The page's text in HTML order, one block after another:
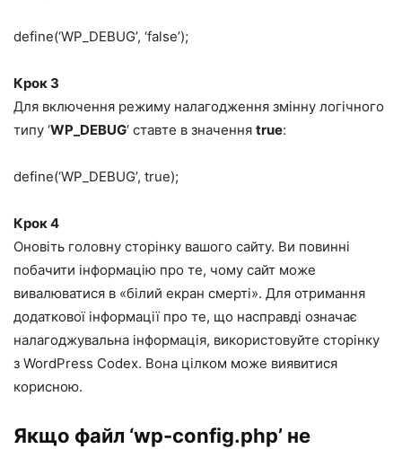
define(‘WP_DEBUG’, ‘false’);
Крок 3
Для включення режиму налагодження змінну логічного
типу ‘WP_DEBUG‘ ставте в значення true:
define(‘WP_DEBUG’, true);
Крок 4
Оновіть головну сторінку вашого сайту. Ви повинні
побачити інформацію про те, чому сайт може
вивалюватися в «білий екран смерті». Для отримання
додаткової інформації про те, що насправді означає
налагоджувальна інформація, використовуйте сторінку
з WordPress Codex. Вона цілком може виявитися
корисною.
Якщо файл ‘wp-config.php’ не